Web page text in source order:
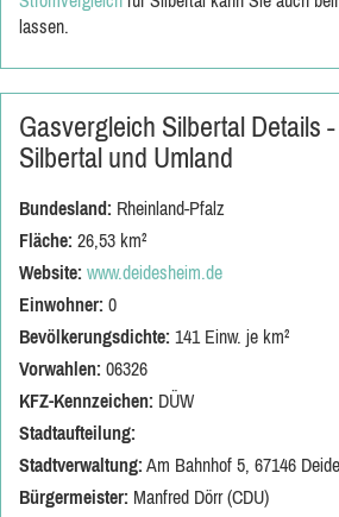
lassen.
Gasvergleich Silbertal Details
Silbertal und Umland
Bundesland: Rheinland-Pfalz
Fläche: 26,53 km²
Website: www.deidesheim.de
Einwohner: 0
Bevölkerungsdichte: 141 Einw. je km²
Vorwahlen: 06326
KFZ-Kennzeichen: DÜW
Stadtaufteilung:
Stadtverwaltung: Am Bahnhof 5, 67146
Bürgermeister: Manfred Dörr (CDU)